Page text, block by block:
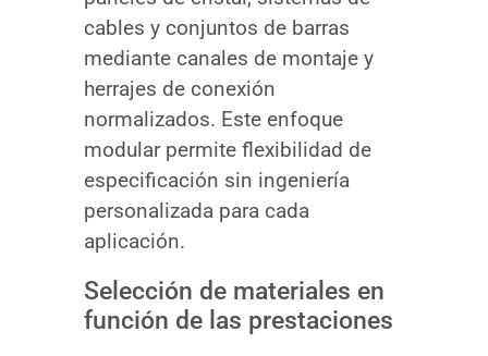
cables y conjuntos de barras
mediante canales de montaje y
herrajes de conexión
normalizados. Este enfoque
modular permite flexibilidad de
especificación sin ingeniería
personalizada para cada
aplicación.
Selección de materiales en
función de las prestaciones